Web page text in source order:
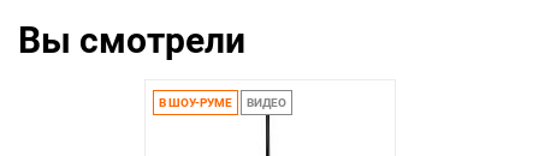
Вы смотрели
В ШОУ-РУМЕ ВИДЕО